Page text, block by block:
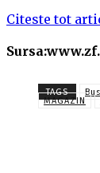
Citeste tot
TAGS
MAGAZIN